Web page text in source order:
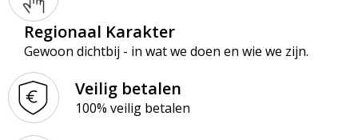
Regionaal Karakter
Gewoon dichtbij - in wat we doen en wie we zijn.
Veilig betalen
100% veilig betalen